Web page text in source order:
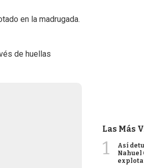
en la madrugada.
de huellas
Las Más
1
Así
Nahuel